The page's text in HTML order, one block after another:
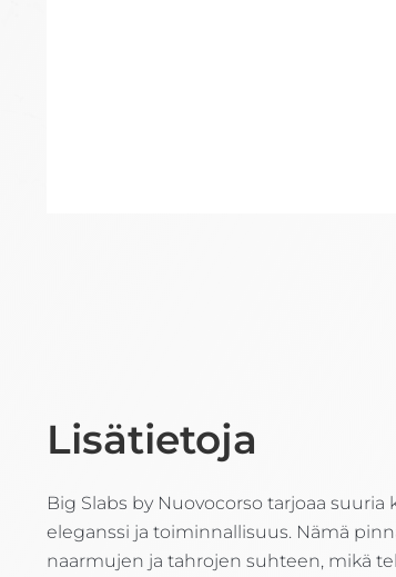
Lisätietoja
Big Slabs by Nuovocorso tarjoaa suuria
eleganssi ja toiminnallisuus. Nämä
naarmujen ja tahrojen suhteen, mikä